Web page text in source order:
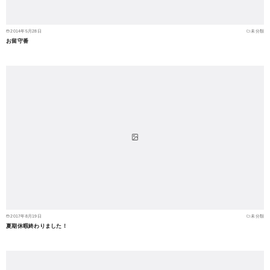
2014年5月28日 未分類
お留守番
2017年8月19日 未分類
夏期休暇終わりました！